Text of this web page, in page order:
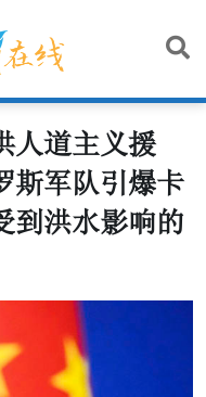
人道主义援
斯军队引爆卡
到洪水影响的